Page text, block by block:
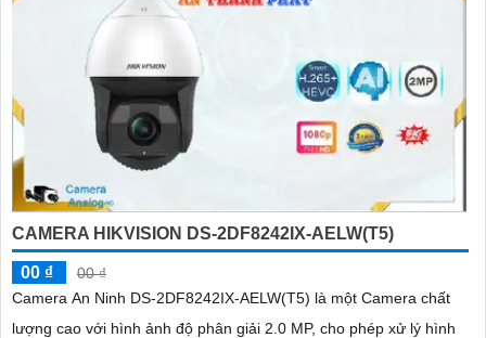
CAMERA HIKVISION DS-2DF8242IX-AELW(T5)
00 ₫
00 ₫
Camera An Ninh DS-2DF8242IX-AELW(T5) là một Camera chất
lượng cao với hình ảnh độ phân giải 2.0 MP, cho phép xử lý hình